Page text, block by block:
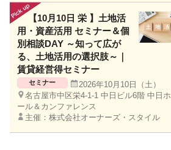
【10月10日 栄 】土地活
用・資産活用 セミナー＆個
別相談DAY ～知って広が
る、土地活用の選択肢～｜
賃貸経営得セミナー
セミナー
2026年10月10日（土）
名古屋市中区栄4-1-1 中日ビル6階 中日ホ
ール＆カンファレンス
主催：株式会社オーナーズ・スタイル